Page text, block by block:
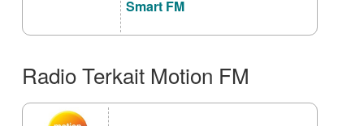
Smart FM
Radio Terkait Motion FM